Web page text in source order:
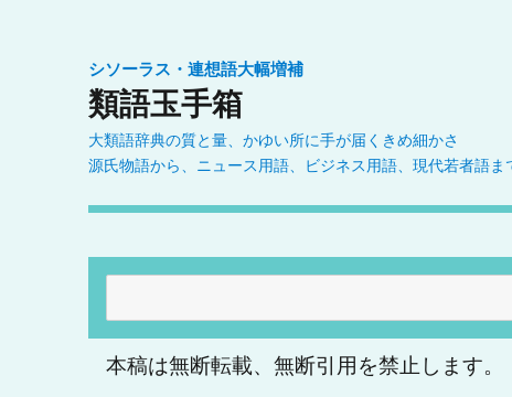
シソーラス・連想語大幅増補
類語玉手箱
大類語辞典の質と量、かゆい所に手が届くきめ細かさ
源氏物語から、ニュース用語、ビジネス用語、現代若者語ま
索:
本稿は無断転載、無断引用を禁止します。